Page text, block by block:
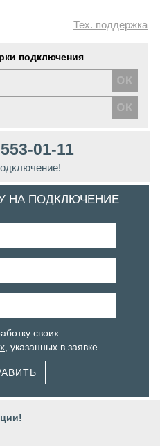
Тех. поддержка
подключения
01-11
НА ПОДКЛЮЧЕНИЕ
своих
, указанных в заявке.